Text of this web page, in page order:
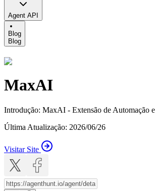
Agent API
Blog
Blog
MaxAI
Introdução: MaxAI - Extensão de Automação
Última Atualização: 2026/06/26
Visitar Site